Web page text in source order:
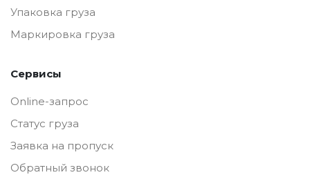
Упаковка груза
Маркировка груза
Сервисы
Online-запрос
Статус груза
Заявка на пропуск
Обратный звонок